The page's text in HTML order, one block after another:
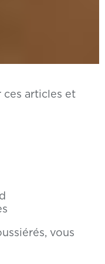
ces articles et
vous